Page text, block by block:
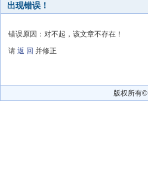
出现错误！
错误原因：对不起，该文章不存在！
请 返 回 并修正
版权所有©